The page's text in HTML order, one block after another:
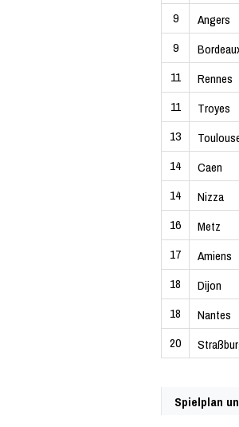
9 Angers
9
11
Rennes
11
Troyes
13
14
Caen
14
Nizza
16
Metz
17
Amiens
18
Dijon
18
Nantes
20
Spielplan